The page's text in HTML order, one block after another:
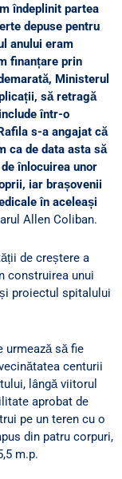
îndeplinit partea
depuse pentru
anului eram
finanțare prin
Ministerul
să retragă
într-o
s-a angajat că
ca de data asta să
înlocuirea unor
iar brașovenii
în aceleași
Allen Coliban.
de creștere a
construirea unui
proiectul spitalului
urmează să fie
centurii
lângă viitorul
aprobat de
pe un teren cu o
din patru corpuri,
m.p.